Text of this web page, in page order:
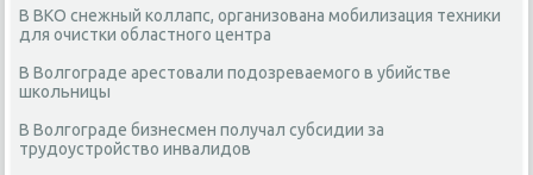
В ВКО снежный коллапс, организована мобилизация техники
для очистки областного центра
В Волгограде арестовали подозреваемого в убийстве
школьницы
В Волгограде бизнесмен получал субсидии за
трудоустройство инвалидов